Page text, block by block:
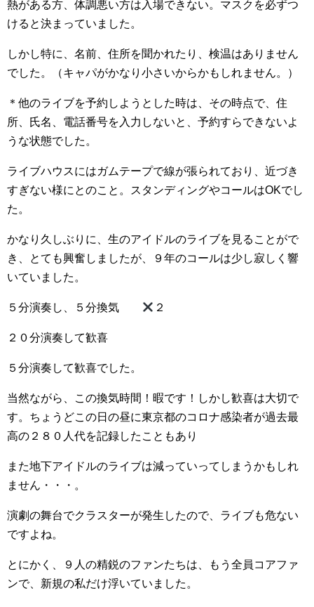
熱がある方、体調悪い方は入場できない。マスクを必ずつ
けると決まっていました。
しかし特に、名前、住所を聞かれたり、検温はありません
でした。（キャパがかなり小さいからかもしれません。）
＊他のライブを予約しようとした時は、その時点で、住
所、氏名、電話番号を入力しないと、予約すらできないよ
うな状態でした。
ライブハウスにはガムテープで線が張られており、近づき
すぎない様にとのこと。スタンディングやコールはOKでし
た。
かなり久しぶりに、生のアイドルのライブを見ることがで
き、とても興奮しましたが、９年のコールは少し寂しく響
いていました。
５分演奏し、５分換気 ２
２０分演奏して歓喜
５分演奏して歓喜でした。
当然ながら、この換気時間！暇です！しかし歓喜は大切で
す。ちょうどこの日の昼に東京都のコロナ感染者が過去最
高の２８０人代を記録したこともあり
また地下アイドルのライブは減っていってしまうかもしれ
ません・・・。
演劇の舞台でクラスターが発生したので、ライブも危ない
ですよね。
とにかく、９人の精鋭のファンたちは、もう全員コアファ
ンで、新規の私だけ浮いていました。